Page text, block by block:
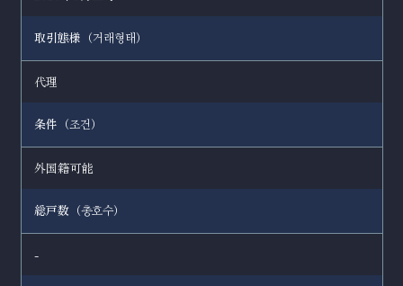
取引態様（거래형태 ）
代理
条件（조건 ）
外国籍可能
総戸数（총호수）
-